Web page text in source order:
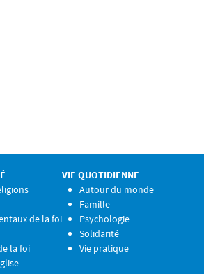
de la foi
la foi
VIE QUOTIDIENNE
Autour du monde
Famille
Psychologie
Solidarité
Vie pratique